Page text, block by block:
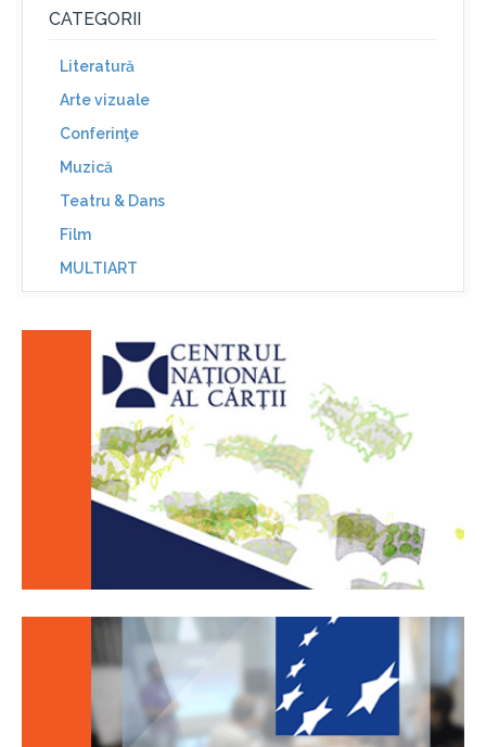
CATEGORII
Literatură
Arte vizuale
Conferinţe
Muzică
Teatru & Dans
Film
MULTIART